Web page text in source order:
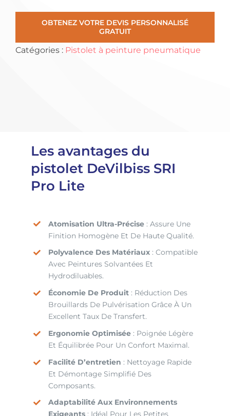
OBTENEZ VOTRE DEVIS PERSONNALISÉ
GRATUIT
Catégories : Pistolet à peinture pneumatique
Les avantages du
pistolet DeVilbiss SRI
Pro Lite
Atomisation Ultra-Précise: Assure Une
Finition Homogène Et De Haute Qualité.
Polyvalence Des Matériaux: Compatible
Avec Peintures Solvantées Et
Hydrodiluables.
Économie De Produit: Réduction Des
Brouillards De Pulvérisation Grâce À Un
Excellent Taux De Transfert.
Ergonomie Optimisée: Poignée Légère
Et Équilibrée Pour Un Confort Maximal.
Facilité D’entretien : Nettoyage Rapide
Et Démontage Simplifié Des
Composants.
Adaptabilité Aux Environnements